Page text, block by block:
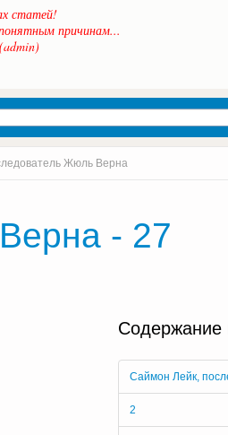
статей!
причинам...
Жюль Верна
- 27
Содержание
Саймон Лейк,
2